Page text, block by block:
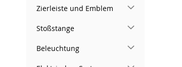
Zierleiste und Emblem
Stoßstange
Beleuchtung